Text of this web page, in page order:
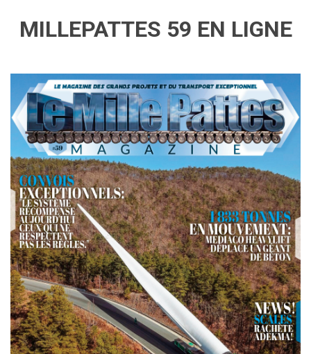
MILLEPATTES 59 EN LIGNE